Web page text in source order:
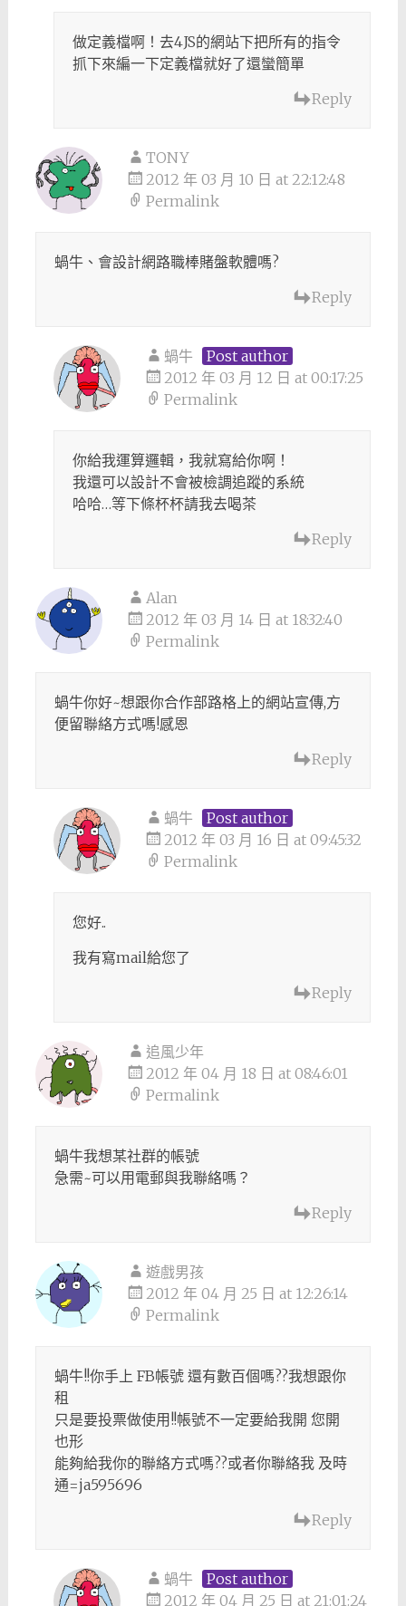
做定義檔啊！去4JS的網站下把所有的指令
抓下來編一下定義檔就好了還蠻簡單
Reply
TONY
2012 年 03 月 10 日 at 22:12:48
Permalink
蝸牛、會設計網路職棒賭盤軟體嗎?
Reply
蝸牛
Post author
2012 年 03 月 12 日 at 00:17:25
Permalink
你給我運算邏輯，我就寫給你啊！
我還可以設計不會被檢調追蹤的系統
哈哈…等下條杯杯請我去喝茶
Reply
Alan
2012 年 03 月 14 日 at 18:32:40
Permalink
蝸牛你好~想跟你合作部路格上的網站宣傳,方
便留聯絡方式嗎!感恩
Reply
蝸牛
Post author
2012 年 03 月 16 日 at 09:45:32
Permalink
您好..
我有寫mail給您了
Reply
追風少年
2012 年 04 月 18 日 at 08:46:01
Permalink
蝸牛我想某社群的帳號
急需~可以用電郵與我聯絡嗎？
Reply
遊戲男孩
2012 年 04 月 25 日 at 12:26:14
Permalink
蝸牛!!你手上 FB帳號 還有數百個嗎??我想跟你
租
只是要投票做使用!!帳號不一定要給我開 您開
也形
能夠給我你的聯絡方式嗎??或者你聯絡我 及時
通=ja595696
Reply
蝸牛
Post author
2012 年 04 月 25 日 at 21:01:24